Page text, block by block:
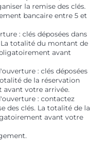
la remise des clés.
bancaire entre 5 et
: clés déposées dans
totalité du montant de
avant
: clés déposées
de la réservation
votre arrivée.
: contactez
des clés. La totalité de la
avant votre